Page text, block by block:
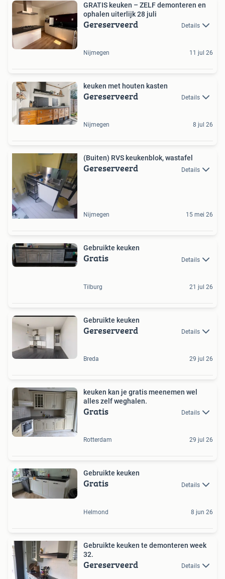
GRATIS keuken – ZELF demonteren en
ophalen uiterlijk 28 juli
Gereserveerd Details
Nijmegen 11 jul 26
keuken met houten kasten
Gereserveerd Details
Nijmegen 8 jul 26
(Buiten) RVS keukenblok, wastafel
Gereserveerd Details
Nijmegen 15 mei 26
Gebruikte keuken
Gratis Details
Tilburg 21 jul 26
Gebruikte keuken
Gereserveerd Details
Breda 29 jul 26
keuken kan je gratis meenemen wel
alles zelf weghalen.
Gratis Details
Rotterdam 29 jul 26
Gebruikte keuken
Gratis Details
Helmond 8 jun 26
Gebruikte keuken te demonteren week
32.
Gereserveerd Details